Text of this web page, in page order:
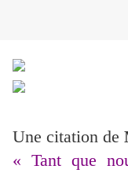
Une citation de
« Tant que